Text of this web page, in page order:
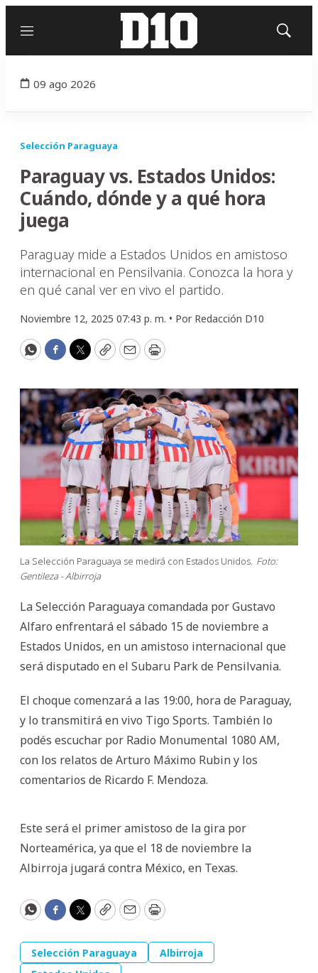
Menú
Mostrar
09 ago 2026
Selección Paraguaya
Paraguay vs. Estados Unidos:
Cuándo, dónde y a qué hora
juega
Paraguay mide a Estados Unidos en amistoso
internacional en Pensilvania. Conozca la hora y
en qué canal ver en vivo el partido.
Noviembre 12, 2025 07:43 p. m. • Por Redacción D10
WhatsApp
Facebook
Twitter
CopyEmailPrint
La Selección Paraguaya se medirá con Estados Unidos. Foto:
Gentileza - Albirroja
La Selección Paraguaya comandada por Gustavo
Alfaro enfrentará el sábado 15 de noviembre a
Estados Unidos, en un amistoso internacional que
será disputado en el Subaru Park de Pensilvania.
El choque comenzará a las 19:00, hora de Paraguay,
y lo transmitirá en vivo Tigo Sports. También lo
podés escuchar por Radio Monumental 1080 AM,
con los relatos de Arturo Máximo Rubin y los
comentarios de Ricardo F. Mendoza.
Este será el primer amistoso de la gira por
Norteamérica, ya que el 18 de noviembre la
Albirroja jugará contra México, en Texas.
WhatsApp
Facebook
Twitter
CopyEmailPrint
Selección Paraguaya
Albirroja